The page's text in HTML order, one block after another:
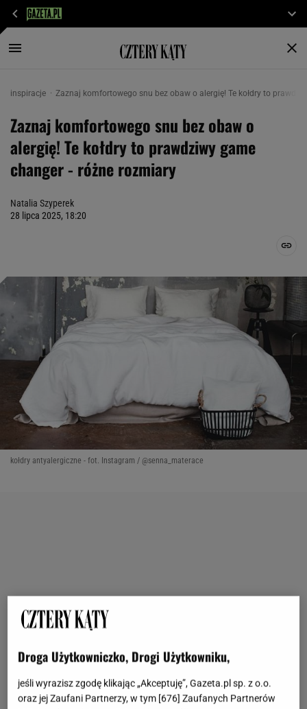
inspiracje Zaznaj komfortowego snu bez obaw o alergię! Te kołdry to
Zaznaj komfortowego snu bez obaw o
alergię! Te kołdry to prawdziwy game
changer - różne rozmiary
Natalia Szyperek
28 lipca 2025, 18:20
kołdry antyalergiczne - fot. Instagram / @senna_materace
Droga Użytkowniczko, Drogi Użytkowniku,
jeśli wyrazisz zgodę klikając „Akceptuję”, Gazeta.pl sp. z o.o.
oraz jej Zaufani Partnerzy, w tym [676] Zaufanych Partnerów